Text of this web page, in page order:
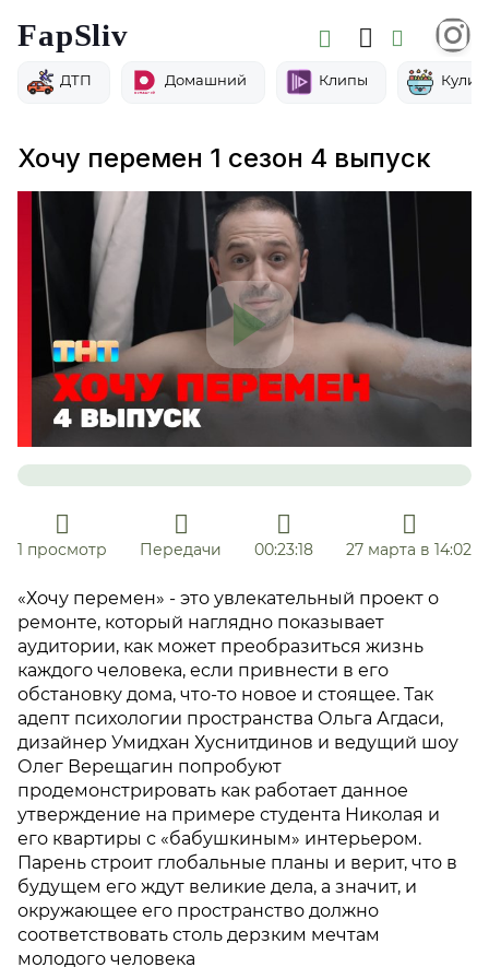
FapSliv
ДТП Домашний Клипы
Хочу перемен 1 сезон 4 выпуск
1 просмотр Передачи 00:23:18 27 марта в 14:02
«Хочу перемен» - это увлекательный проект о
ремонте, который наглядно показывает
аудитории, как может преобразиться жизнь
каждого человека, если привнести в его
обстановку дома, что-то новое и стоящее. Так
адепт психологии пространства Ольга Агдаси,
дизайнер Умидхан Хуснитдинов и ведущий шоу
Олег Верещагин попробуют
продемонстрировать как работает данное
утверждение на примере студента Николая и
его квартиры с «бабушкиным» интерьером.
Парень строит глобальные планы и верит, что в
будущем его ждут великие дела, а значит, и
окружающее его пространство должно
соответствовать столь дерзким мечтам
молодого человека